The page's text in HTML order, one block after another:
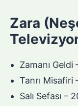
Zara
Zamanı
Tanrı Misafiri
Salı Sefası –